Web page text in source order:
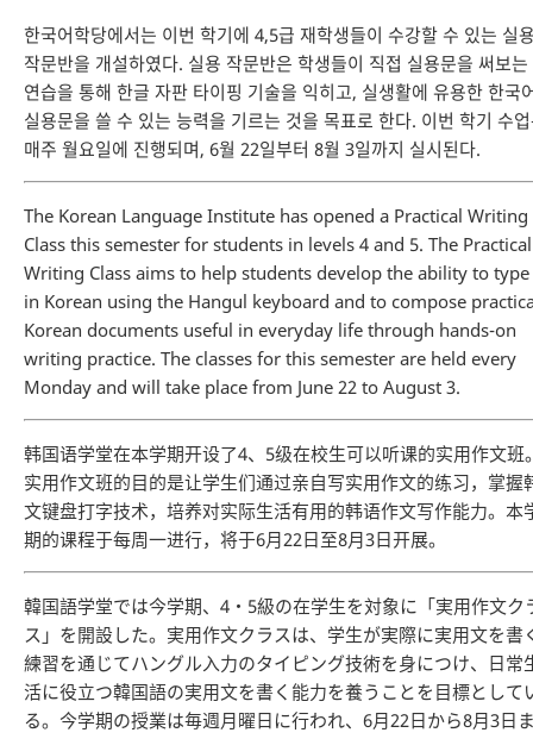
한국어학당에서는 이번 학기에 4,5급 재학생들이 수강할 수 있는 실
작문반을 개설하였다. 실용 작문반은 학생들이 직접 실용문을 써보는
연습을 통해 한글 자판 타이핑 기술을 익히고, 실생활에 유용한 한국
실용문을 쓸 수 있는 능력을 기르는 것을 목표로 한다. 이번 학기 수
매주 월요일에 진행되며, 6월 22일부터 8월 3일까지 실시된다.
The Korean Language Institute has opened a Practical Writing
Class this semester for students in levels 4 and 5. The Practical
Writing Class aims to help students develop the ability to type
in Korean using the Hangul keyboard and to compose
Korean documents useful in everyday life through hands-on
writing practice. The classes for this semester are held every
Monday and will take place from June 22 to August 3.
韩国语学堂在本学期开设了4、5级在校生可以听课的实用作文班
实用作文班的目的是让学生们通过亲自写实用作文的练习，掌握
文键盘打字技术，培养对实际生活有用的韩语作文写作能力。本
期的课程于每周一进行，将于6月22日至8月3日开展。
韓国語学堂では今学期、4・5級の在学生を対象に「実用作文ク
ス」を開設した。実用作文クラスは、学生が実際に実用文を書
練習を通じてハングル入力のタイピング技術を身につけ、日常
活に役立つ韓国語の実用文を書く能力を養うことを目標として
る。今学期の授業は毎週月曜日に行われ、6月22日から8月3日